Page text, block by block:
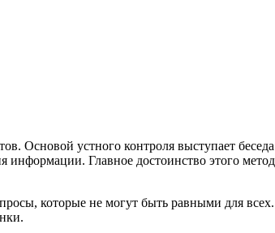
Основой устного контроля выступает
Главное достоинство этого
которые не могут быть равными для